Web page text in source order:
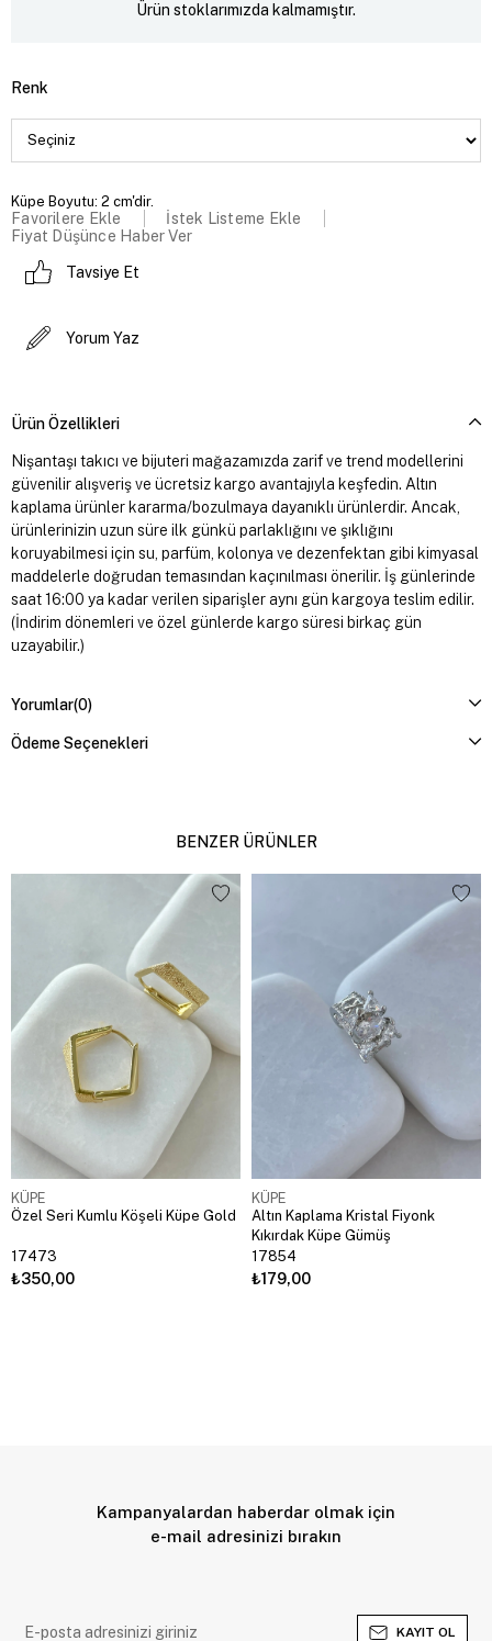
Ürün stoklarımızda kalmamıştır.
Renk
Küpe Boyutu: 2 cm'dir.
Favorilere Ekle
İstek Listeme Ekle
Fiyat Düşünce Haber Ver
Tavsiye Et
Yorum Yaz
Ürün Özellikleri
Nişantaşı takıcı ve bijuteri mağazamızda zarif ve trend modellerini
güvenilir alışveriş ve ücretsiz kargo avantajıyla keşfedin. Altın
kaplama ürünler kararma/bozulmaya dayanıklı ürünlerdir. Ancak,
ürünlerinizin uzun süre ilk günkü parlaklığını ve şıklığını
koruyabilmesi için su, parfüm, kolonya ve dezenfektan gibi kimyasal
maddelerle doğrudan temasından kaçınılması önerilir. İş günlerinde
saat 16:00 ya kadar verilen siparişler aynı gün kargoya teslim edilir.
(İndirim dönemleri ve özel günlerde kargo süresi birkaç gün
uzayabilir.)
Yorumlar(0)
Ödeme Seçenekleri
BENZER ÜRÜNLER
KÜPE
Özel Seri Kumlu Köşeli Küpe Gold
17473
₺350,00
KÜPE
Altın Kaplama Kristal Fiyonk
Kıkırdak Küpe Gümüş
17854
₺179,00
Kampanyalardan haberdar olmak için
e-mail adresinizi bırakın
KAYIT OL